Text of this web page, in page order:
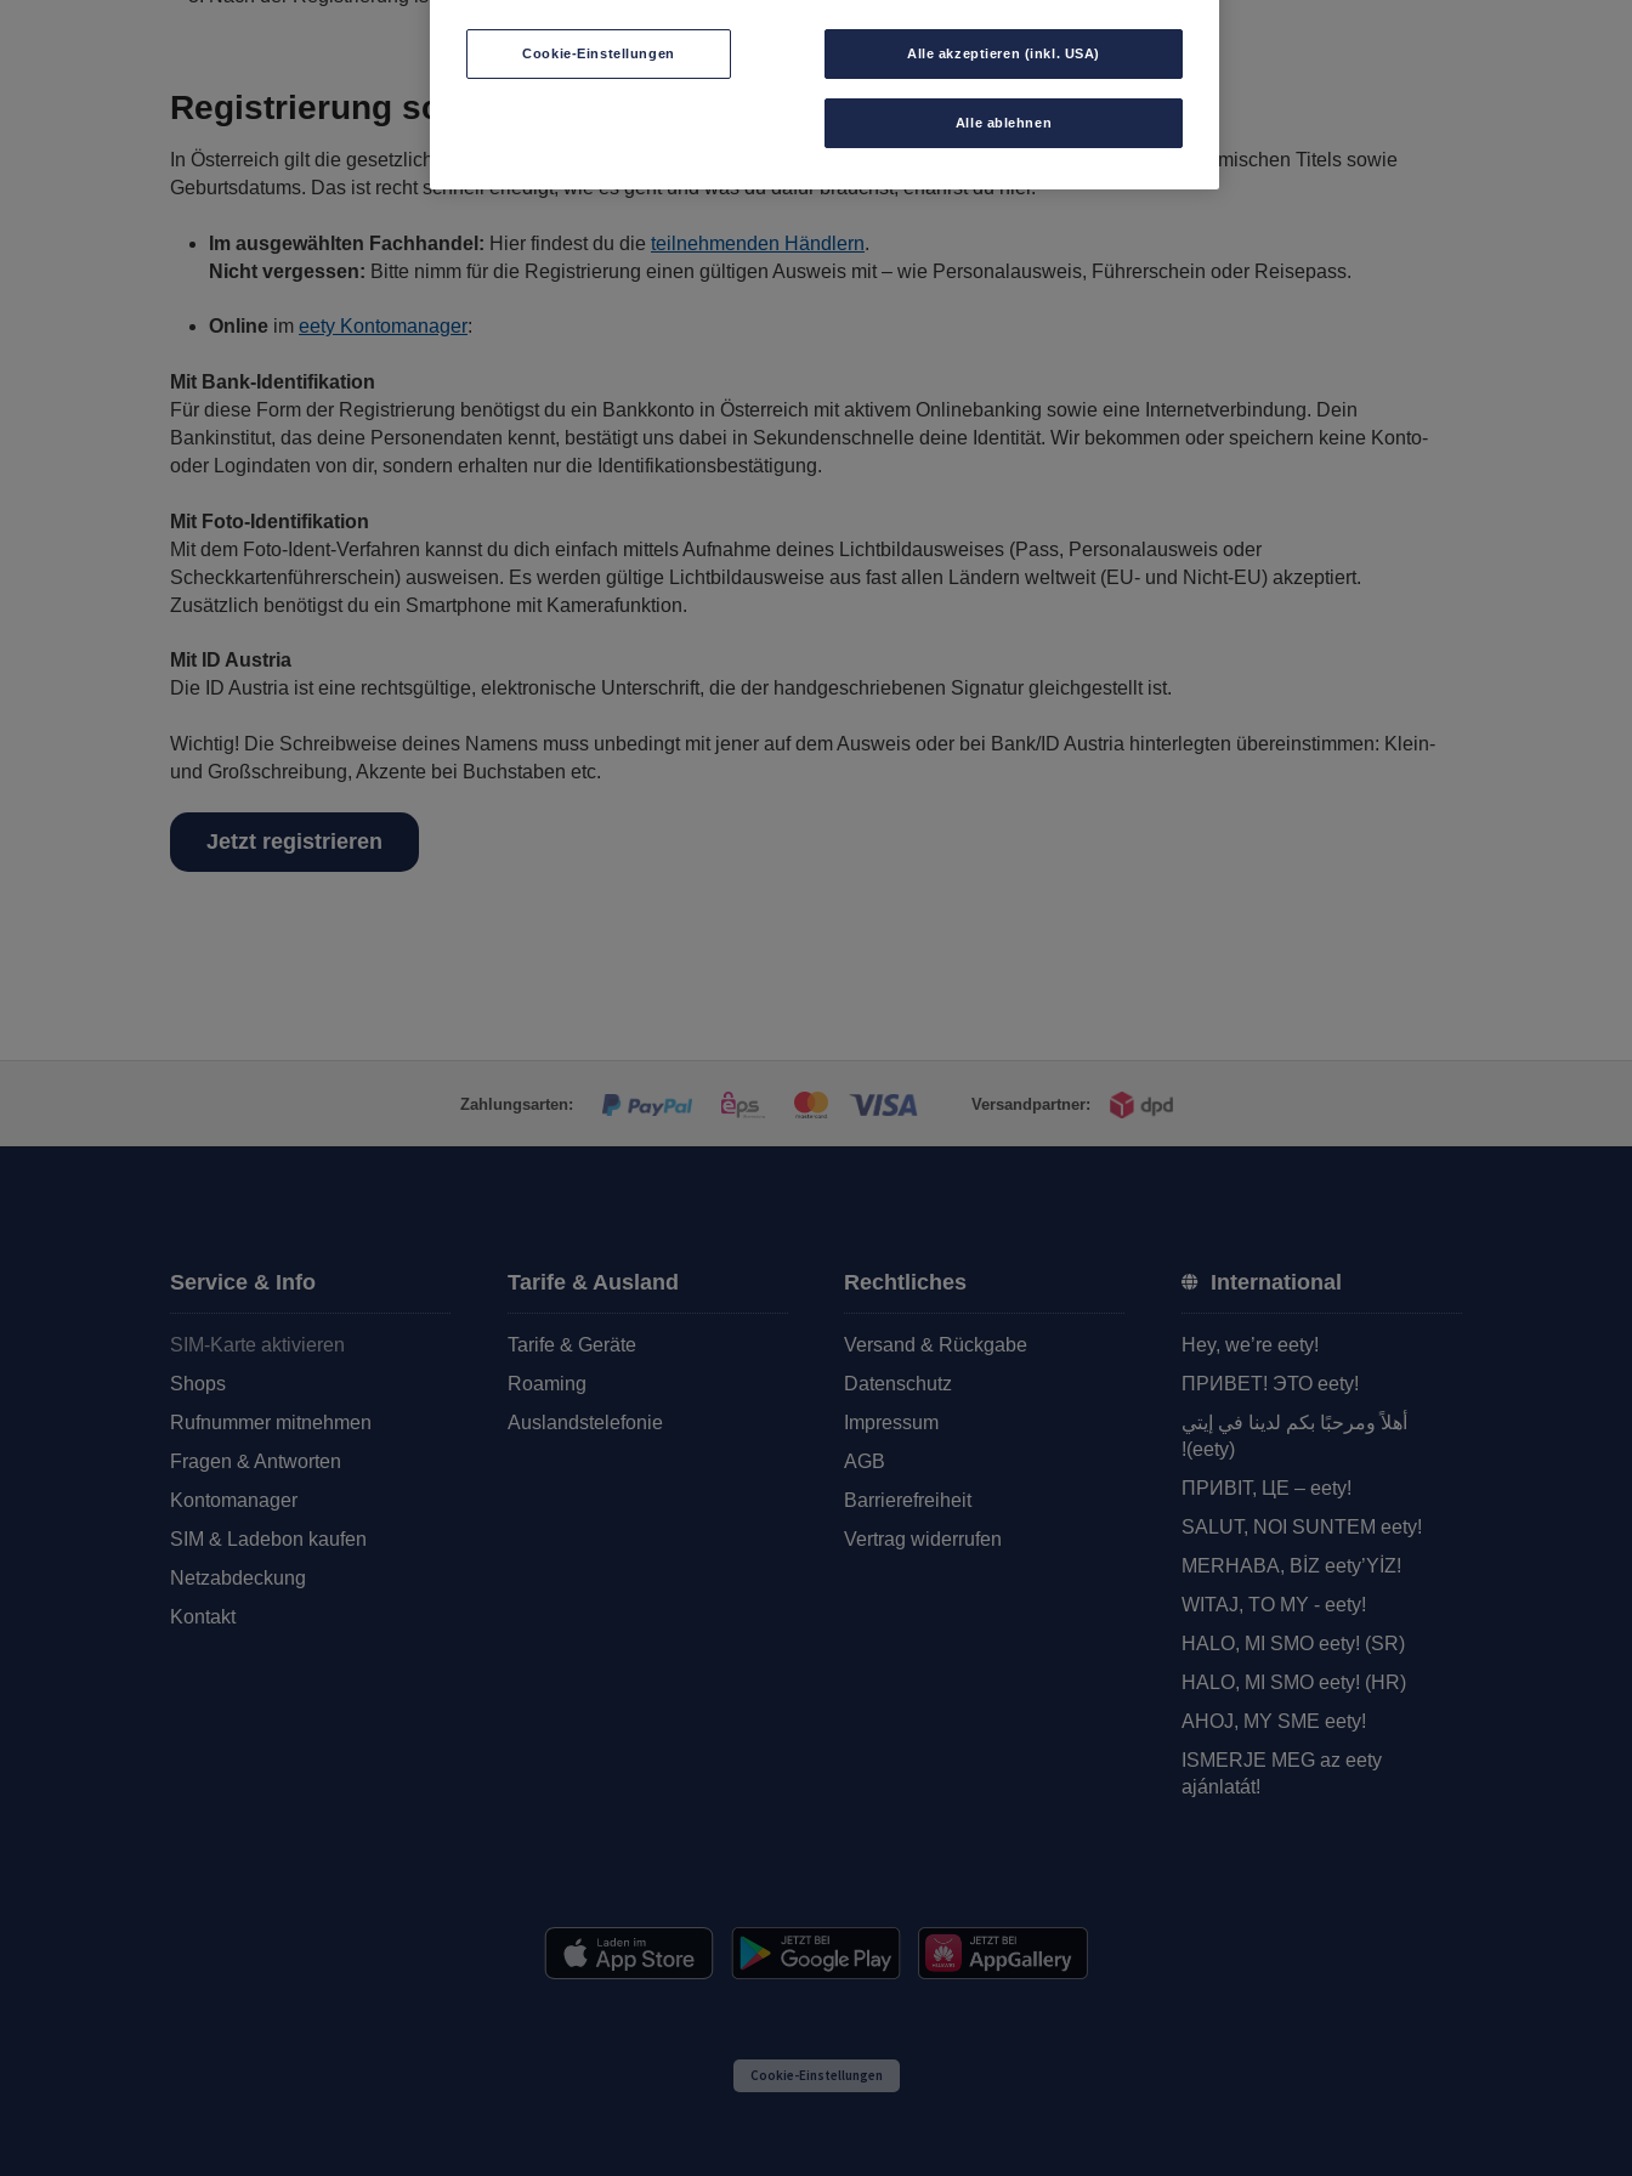
Registrierung schnell und unkompliziert – so geht‘s
In Österreich gilt die gesetzliche Registrierungspflicht. Vorgeschrieben ist die Erfassung des Vor- und Nachnamens, akademischen Titels sowie
Geburtsdatums. Das ist recht schnell erledigt, wie es geht und was du dafür brauchst, erfährst du hier.
Im ausgewählten Fachhandel: Hier findest du dieteilnehmenden Händlern.
Nicht vergessen: Bitte nimm für die Registrierung einen gültigen Ausweis mit – wie Personalausweis, Führerschein oder Reisepass.
Online imeety Kontomanager:
Mit Bank-Identifikation
Für diese Form der Registrierung benötigst du ein Bankkonto in Österreich mit aktivem Onlinebanking sowie eine Internetverbindung. Dein
Bankinstitut, das deine Personendaten kennt, bestätigt uns dabei in Sekundenschnelle deine Identität. Wir bekommen oder speichern keine Konto-
oder Logindaten von dir, sondern erhalten nur die Identifikationsbestätigung.
Mit Foto-Identifikation
Mit dem Foto-Ident-Verfahren kannst du dich einfach mittels Aufnahme deines Lichtbildausweises (Pass, Personalausweis oder
Scheckkartenführerschein) ausweisen. Es werden gültige Lichtbildausweise aus fast allen Ländern weltweit (EU- und Nicht-EU) akzeptiert.
Zusätzlich benötigst du ein Smartphone mit Kamerafunktion.
Mit ID Austria
Die ID Austria ist eine rechtsgültige, elektronische Unterschrift, die der handgeschriebenen Signatur gleichgestellt ist.
Wichtig! Die Schreibweise deines Namens muss unbedingt mit jener auf dem Ausweis oder bei Bank/ID Austria hinterlegten übereinstimmen: Klein-
und Großschreibung, Akzente bei Buchstaben etc.
Jetzt registrieren
Zahlungsarten: Versandpartner:
Service & Info
SIM-Karte aktivieren
Shops
Rufnummer mitnehmen
Fragen & Antworten
Kontomanager
SIM & Ladebon kaufen
Netzabdeckung
Kontakt
Tarife & Ausland
Tarife & Geräte
Roaming
Auslandstelefonie
Rechtliches
Versand & Rückgabe
Datenschutz
Impressum
AGB
Barrierefreiheit
Vertrag widerrufen
International
Hey, we’re eety!
ПРИВЕТ! ЭТО eety!
أهلاً ومرحبًا بكم لدينا في إيتي
(eety)!
ПРИВІТ, ЦЕ – eety!
SALUT, NOI SUNTEM eety!
MERHABA, BİZ eety’YİZ!
WITAJ, TO MY - eety!
HALO, MI SMO eety! (SR)
HALO, MI SMO eety! (HR)
AHOJ, MY SME eety!
ISMERJE MEG az eety
ajánlatát!
Cookie-Einstellungen
Alle ablehnen
Alle akzeptieren (inkl. USA)
Cookie-Einstellungen